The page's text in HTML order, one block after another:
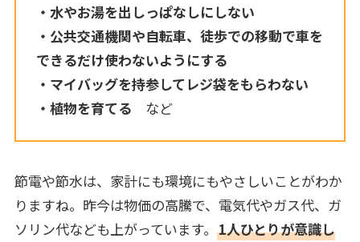
・水やお湯を出しっぱなしにしない
・公共交通機関や自転車、徒歩での移動で車を
できるだけ使わないようにする
・マイバッグを持参してレジ袋をもらわない
・植物を育てる など
節電や節水は、家計にも環境にもやさしいことがわか
りますね。昨今は物価の高騰で、電気代やガス代、ガ
ソリン代なども上がっています。 1人ひとりが意識し